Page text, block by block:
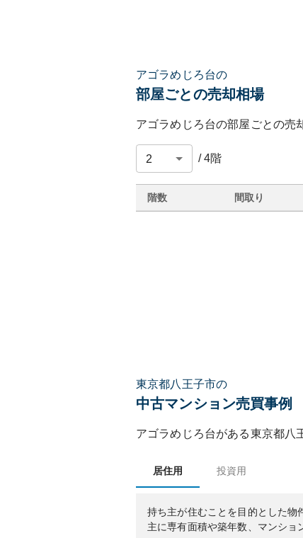
アゴラめじろ台の
部屋ごとの売却相場
アゴラめじろ台の部屋ごとの売
/4階
階数 間取り
東京都八王子市の
中古マンション売買事例
アゴラめじろ台がある東京都八
居住用 投資用
持ち主が住むことを目的とした物
主に専有面積や築年数、マンショ